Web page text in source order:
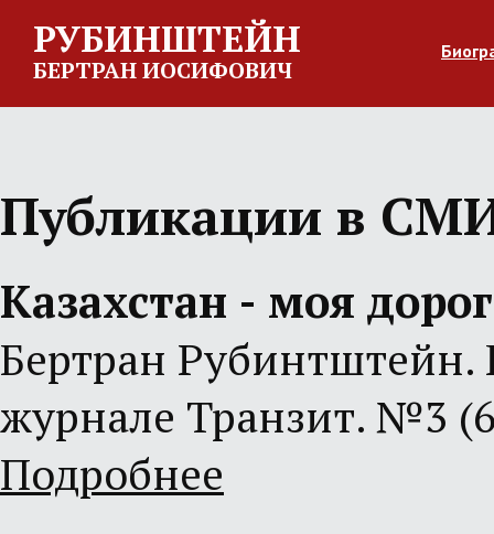
РУБИНШТЕЙН
БЕРТРАН ИОСИФОВИЧ
Публикации в
Казахстан - моя
Бертран Рубинтштейн.
журнале Транзит. №3
Подробнее